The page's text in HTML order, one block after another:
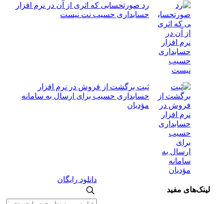
رد صورتحسابی که اثری از آن در نرم افزار
حسابداری حسیب نت نیست
ثبت برگشت از فروش در نرم افزار
حسابداری حسیب برای ارسال به سامانه
مؤدیان
لینک‌های مفید
دانلود رایگان